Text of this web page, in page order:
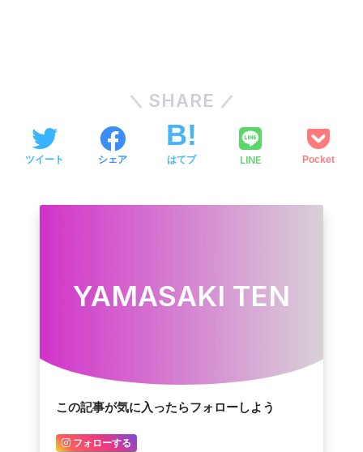
SHARE
ツイート シェア はてブ LINE Pocket
YAMASAKI TEN
この記事が気に入ったらフォローしよう
フォローする